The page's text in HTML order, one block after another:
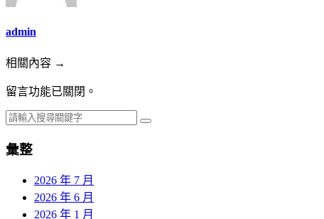
admin
相關內容 →
留言功能已關閉。
彙整
2026 年 7 月
2026 年 6 月
2026 年 1 月